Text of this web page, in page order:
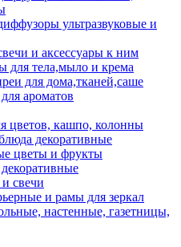
ультразвуковые и
и аксессуары к ним
для тела,мыло и крема
для дома,тканей,саше
ароматов
цветов, кашпо, колонны
декоративные
цветы и фрукты
свечи
и рамы для зеркал
настенные, газетницы,